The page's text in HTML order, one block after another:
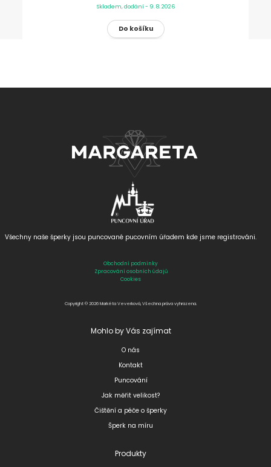
Skladem, dodání - 9. 8. 2026
Všechny naše šperky jsou puncované pucovním úřadem kde jsme registrováni.
Obchodní podmínky
Zpracování osobních údajů
Cookies
Copyright © 2026 Markéta Veverková, Všechna práva vyhrazena.
Mohlo by Vás zajímat
O nás
Kontakt
Puncování
Jak měřit velikost?
Čištění a péče o šperky
Šperk na míru
Produkty